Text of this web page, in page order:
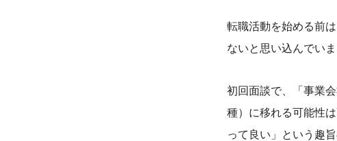
転職活動を始める前
ないと思い込んでい
初回面談で、「事業
種）に移れる可能性
って良い」という趣